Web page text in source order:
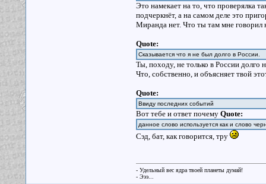
Это намекает на то, что проверялка
подчеркнёт, а на самом деле это
Миранда нет. Что ты там мне говорил
Quote:
Сказывается что я не был долго в России.
Ты, походу, не только в России
Что, собственно, и объясняет твой
Quote:
Ввиду последних событий
Вот тебе и ответ почему Quote:
данное слово используется как и слово
Сэд, бат, как говорится, тру
- Удельный вес ядра твоей планеты думай!
- Эээ...